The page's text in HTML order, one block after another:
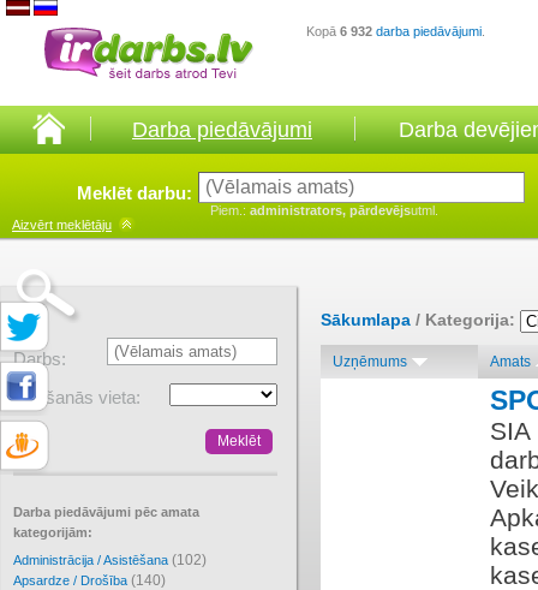
Kopā 6 932 darba piedāvājumi
Darba piedāvājumi Darba
Meklēt darbu:
Piem.: administrators, pārdevējsutml.
Aizvērt meklētāju
Darbs:
Atrašanās vieta:
Darba piedāvājumi pēc amata
kategorijām:
Administrācija / Asistēšana (102)
Apsardze / Drošība (140)
Sākumlapa / Kategorija:
Uzņēmums Amats
SIA